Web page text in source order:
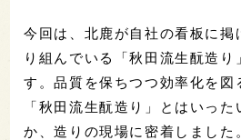
今回は、北鹿が自社の看板に掲
り組んでいる「秋田流生酛造り
す。品質を保ちつつ効率化を図
「秋田流生酛造り」とはいっ
か、造りの現場に密着しました